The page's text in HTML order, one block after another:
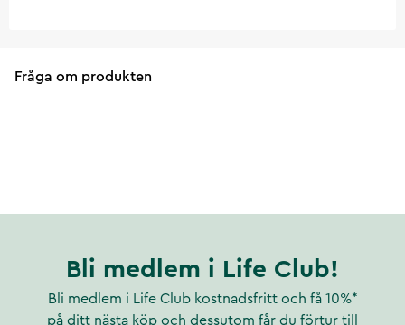
Fråga om produkten
Bli medlem i Life Club!
Bli medlem i Life Club kostnadsfritt och få 10%*
på ditt nästa köp och dessutom får du förtur till